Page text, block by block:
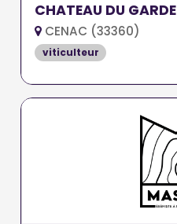
CHATEAU DU GARDE
CENAC (33360)
viticulteur